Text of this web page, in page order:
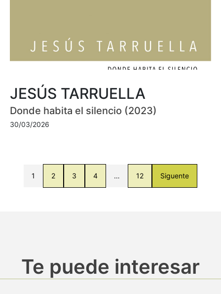
JESÚS TARRUELLA
Donde habita el silencio (2023)
30/03/2026
1 2 3 4 … 12 Siguente
Te puede interesar